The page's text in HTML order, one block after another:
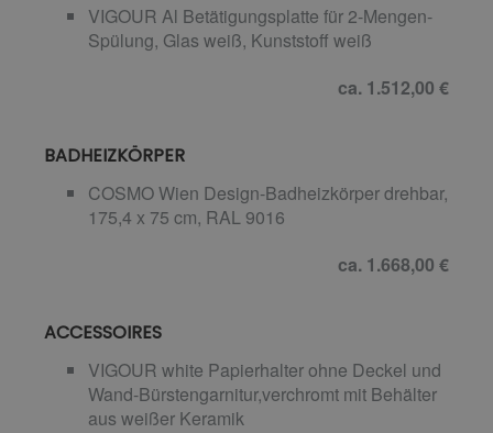
VIGOUR Al Betätigungsplatte für 2-Mengen-
Spülung, Glas weiß, Kunststoff weiß
ca. 1.512,00 €
BADHEIZKÖRPER
COSMO Wien Design-Badheizkörper drehbar,
175,4 x 75 cm, RAL 9016
ca. 1.668,00 €
ACCESSOIRES
VIGOUR white Papierhalter ohne Deckel und
Wand-Bürstengarnitur,verchromt mit Behälter
aus weißer Keramik